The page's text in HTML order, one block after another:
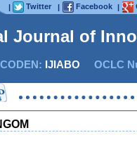
| Twitter | Facebook |
Journal of
IJIABO OCLC